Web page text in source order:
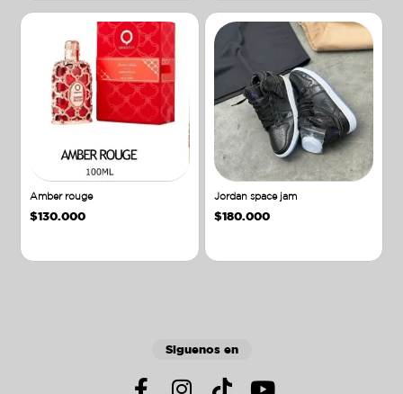
Amber rouge
$130.000
Jordan space jam
$180.000
Siguenos en